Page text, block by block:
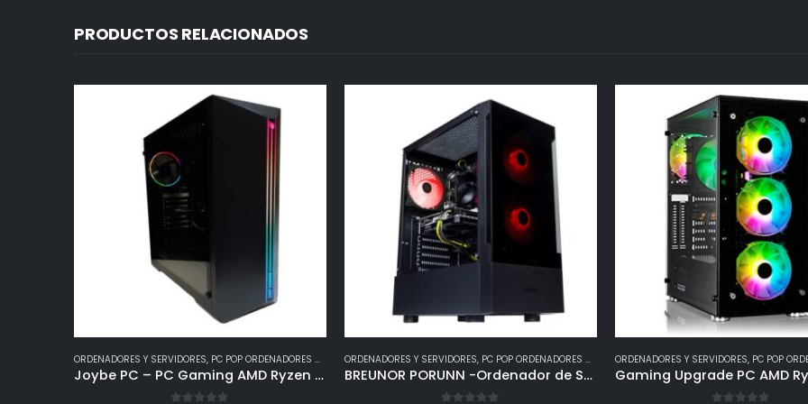
PRODUCTOS RELACIONADOS
ORDENADORES Y SERVIDORES, PC POP ORDENADORES GAMING
Joybe PC – PC Gaming AMD Ryzen 5 4500 – Nvidia Geforce GTX 1650 – SSD 480 GB – Ram 8 GB 3200 MHz – WiFi – Windows 11 – PC Gamer – Ordenador Gaming – Sobremesa Gaming
ORDENADORES Y SERVIDORES, PC POP ORDENADORES GAMING
BREUNOR PORUNN -Ordenador de Sobremesa Gaming i5 11400F 6 núcleos hasta 4,40GHz, GTX 1650 4Gb, Ram 16Gb 3200MHz, SSD NVMe 500Gb, WiFi, Windows 11 Pro, PC Gamer i5
ORDENADORES Y SERVIDORES, PC POP